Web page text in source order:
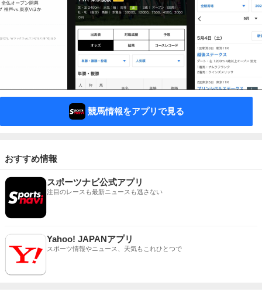
競馬情報をアプリで見る
おすすめ情報
スポーツナビ公式アプリ
注目のレースも最新ニュースも逃さない
Yahoo! JAPANアプリ
スポーツ情報やニュース、天気もこれひとつで